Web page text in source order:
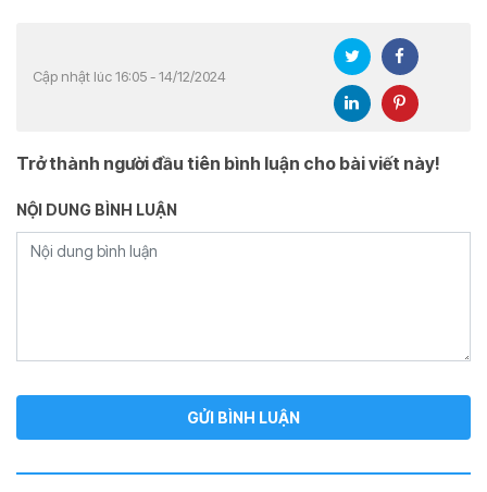
Cập nhật lúc 16:05 - 14/12/2024
Trở thành người đầu tiên bình luận cho bài viết này!
NỘI DUNG BÌNH LUẬN